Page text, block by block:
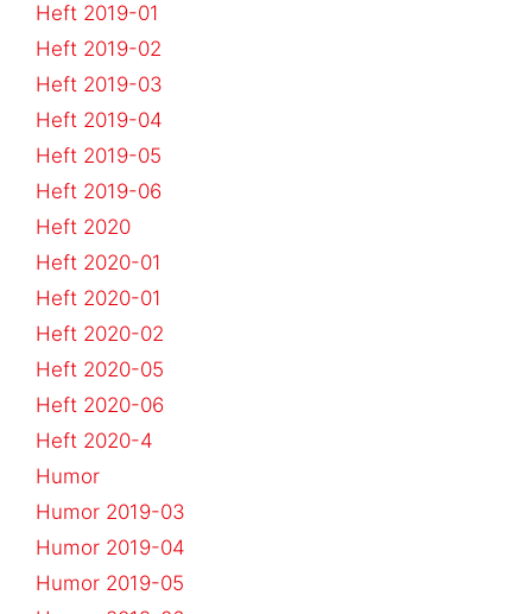
Heft 2019-01
Heft 2019-02
Heft 2019-03
Heft 2019-04
Heft 2019-05
Heft 2019-06
Heft 2020
Heft 2020-01
Heft 2020-01
Heft 2020-02
Heft 2020-05
Heft 2020-06
Heft 2020-4
Humor
Humor 2019-03
Humor 2019-04
Humor 2019-05